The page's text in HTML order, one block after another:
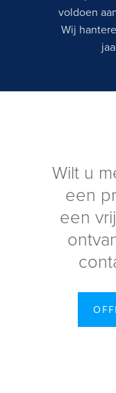
voldoen
Wij
Wilt u
een
een